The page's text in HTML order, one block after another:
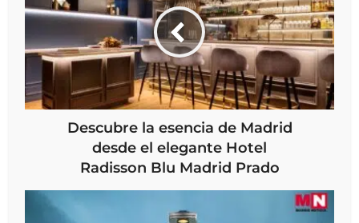
Descubre la esencia de Madrid
desde el elegante Hotel
Radisson Blu Madrid Prado